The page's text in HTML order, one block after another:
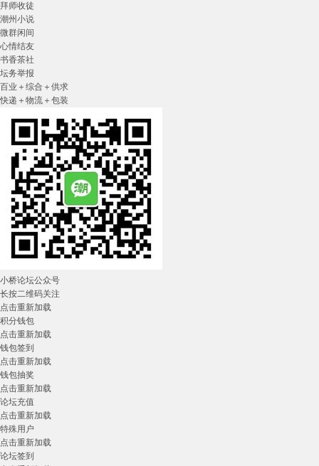
拜师收徒
潮州小说
微群闲间
心情结友
书香茶社
坛务举报
百业＋综合＋供求
快递＋物流＋包装
小桥论坛公众号
长按二维码关注
点击重新加载
积分钱包
点击重新加载
钱包签到
点击重新加载
钱包抽奖
点击重新加载
论坛充值
点击重新加载
特殊用户
点击重新加载
论坛签到